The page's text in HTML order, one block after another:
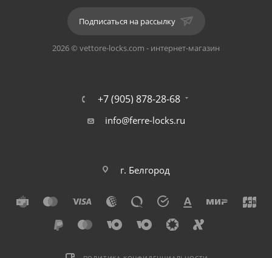
Дополнительная фиксация: отсутствует.
В комплект товара входит одна защелка, ответная
Данная защелка является стандартной и может быть
межкомнатных дверей на раздельном основании.
Подписаться на рассылку
2026 © vettore-locks.com - интернет-магазин
+7 (905) 878-28-68
info@ferre-locks.ru
г. Белгород